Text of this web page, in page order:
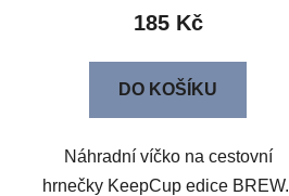
185 Kč
DO KOŠÍKU
Náhradní víčko na cestovní
hrnečky KeepCup edice BREW.